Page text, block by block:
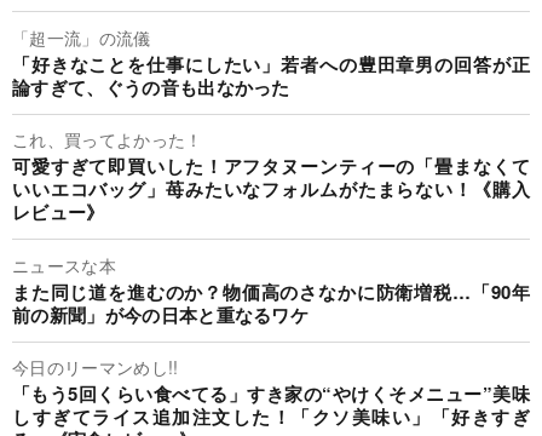
「超一流」の流儀
「好きなことを仕事にしたい」若者への豊田章男の回答が正
論すぎて、ぐうの音も出なかった
これ、買ってよかった！
可愛すぎて即買いした！アフタヌーンティーの「畳まなくて
いいエコバッグ」苺みたいなフォルムがたまらない！《購入
レビュー》
ニュースな本
また同じ道を進むのか？物価高のさなかに防衛増税…「90年
前の新聞」が今の日本と重なるワケ
今日のリーマンめし!!
「もう5回くらい食べてる」すき家の“やけくそメニュー”美味
しすぎてライス追加注文した！「クソ美味い」「好きすぎ